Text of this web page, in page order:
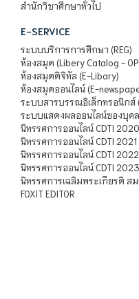
สำนักวิชาศึกษาทั่วไป
E-SERVICE
ระบบบริการการศึกษา (REG)
ห้องสมุด (Libery Catalog -
ห้องสมุดดิจิทัล (E-Libary)
ห้องสมุดออนไลน์ (E-
ระบบสารบรรณอิเล็กทรอนิกส์
ระบบแสดงผลออนไลน์ของบุคล
นิทรรศการออนไลน์ CDTI 2020
นิทรรศการออนไลน์ CDTI 2021
นิทรรศการออนไลน์ CDTI 2022
นิทรรศการออนไลน์ CDTI 2023
นิทรรศการเฉลิมพระเกียรติ ส
FOXIT EDITOR